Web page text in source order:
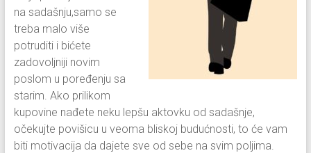
na sadašnju,samo se
treba malo više
potruditi i bićete
zadovoljniji novim
poslom u poređenju sa
starim. Ako prilikom
kupovine nađete neku lepšu aktovku od sadašnje,
očekujte povišicu u veoma bliskoj budućnosti, to će vam
biti motivacija da dajete sve od sebe na svim poljima.